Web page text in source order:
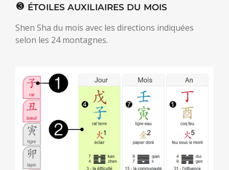
ÉTOILES AUXILIAIRES DU MOIS
Shen Sha du mois avec les directions indiquées
selon les 24 montagnes.